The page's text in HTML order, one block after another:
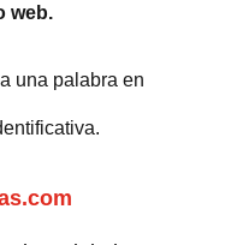
web.
una palabra en